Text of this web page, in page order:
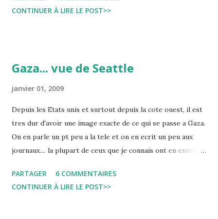
Saturday, January 3, 2009 Time: 12:00pm - 3:00pm Location:
CONTINUER À LIRE LE POST>>
Gaza... vue de Seattle
janvier 01, 2009
Depuis les Etats unis et surtout depuis la cote ouest, il est
tres dur d'avoir une image exacte de ce qui se passe a Gaza.
On en parle un pt peu a la tele et on en ecrit un peu aux
journaux.... la plupart de ceux que je connais ont en entendu
le monde arabe... Le Hamas pour les americains qui
m'entourent est un groupe terroriste... Un mouvement
PARTAGER
6 COMMENTAIRES
CONTINUER À LIRE LE POST>>